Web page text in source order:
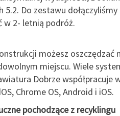
5.2. Do zestawu dołączyliśmy
w 2- letnią podróż.
możesz oszczędzać
miejscu. Wiele
Dobrze współpracuje
Chrome OS, Android i iOS.
pochodzące z recyklingu